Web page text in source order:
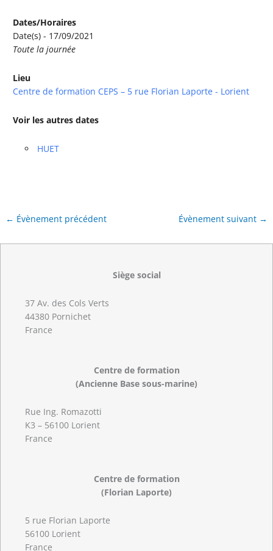
Dates/Horaires
Date(s) - 17/09/2021
Toute la journée
Lieu
Centre de formation CEPS – 5 rue Florian Laporte - Lorient
Voir les autres dates
HUET
← Évènement précédent Évènement suivant →
Siège social
37 Av. des Cols Verts
44380 Pornichet
France
Centre de formation
(Ancienne Base sous-marine)
Rue Ing. Romazotti
K3 – 56100 Lorient
France
Centre de formation
(Florian Laporte)
5 rue Florian Laporte
56100 Lorient
France